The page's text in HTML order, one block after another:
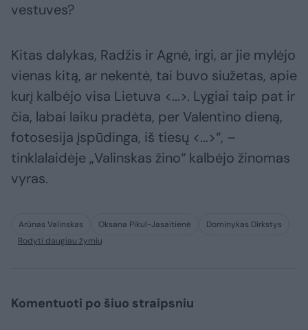
vestuves?
Kitas dalykas, Radžis ir Agnė, irgi, ar jie mylėjo
vienas kitą, ar nekentė, tai buvo siužetas, apie
kurį kalbėjo visa Lietuva <...>. Lygiai taip pat ir
čia, labai laiku pradėta, per Valentino dieną,
fotosesija įspūdinga, iš tiesų <...>“, –
tinklalaidėje „Valinskas žino“ kalbėjo žinomas
vyras.
Arūnas Valinskas Oksana Pikul-Jasaitienė
Dominykas Dirkstys
Rodyti daugiau žymių
Komentuoti po šiuo straipsniu